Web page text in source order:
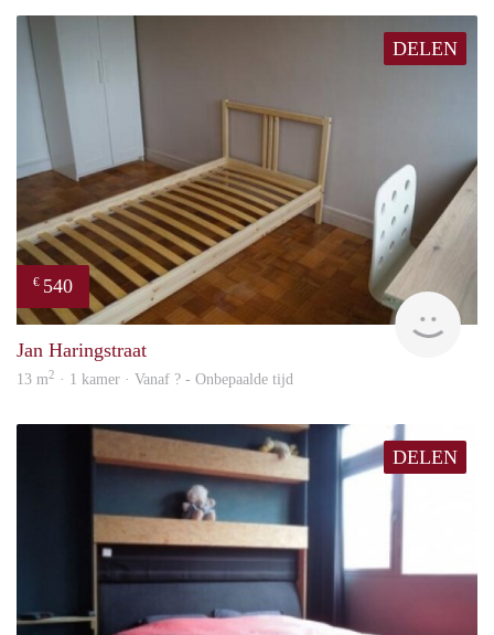
DELEN
€ 540
Jan Haringstraat
13 m2 · 1 kamer · Vanaf ? - Onbepaalde tijd
DELEN